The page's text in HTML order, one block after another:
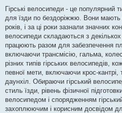
Гірські велосипеди - це популярний
для їзди по бездоріжжю. Вони мають
років, і за ці роки зазнали значних
велосипеди складаються з
працюють разом для забезпечення
включаючи трансмісію, гальма,
різних типів гірських велосипедів,
певної мети, включаючи крос-кантрі,
даунхіл. Обираючи гірський
стиль їзди, рівень фізичної
велосипедом і спорядженням
захоплюючим і корисним досвідом